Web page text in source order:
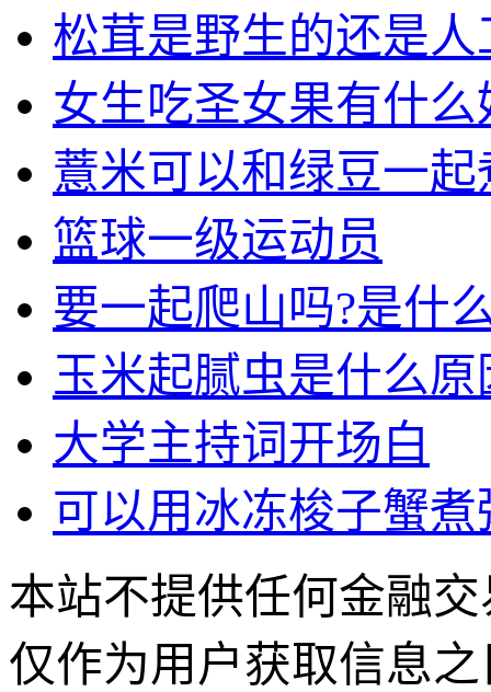
松茸是野生的还是人
女生吃圣女果有什么
薏米可以和绿豆一起
篮球一级运动员
要一起爬山吗?是什
玉米起腻虫是什么原
大学主持词开场白
可以用冰冻梭子蟹煮
本站不提供任何金融
仅作为用户获取信息